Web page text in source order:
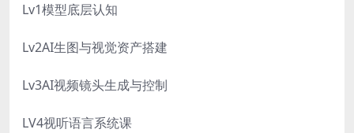
Lv1模型底层认知
Lv2AI生图与视觉资产搭建
Lv3AI视频镜头生成与控制
LV4视听语言系统课